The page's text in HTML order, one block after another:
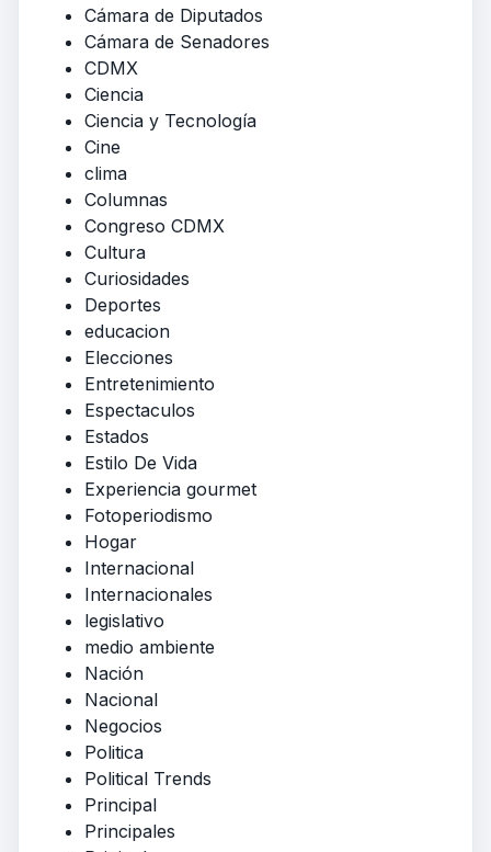
Cámara de Diputados
Cámara de Senadores
CDMX
Ciencia
Ciencia y Tecnología
Cine
clima
Columnas
Congreso CDMX
Cultura
Curiosidades
Deportes
educacion
Elecciones
Entretenimiento
Espectaculos
Estados
Estilo De Vida
Experiencia gourmet
Fotoperiodismo
Hogar
Internacional
Internacionales
legislativo
medio ambiente
Nación
Nacional
Negocios
Politica
Political Trends
Principal
Principales